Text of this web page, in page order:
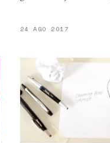
24 AGO 2017